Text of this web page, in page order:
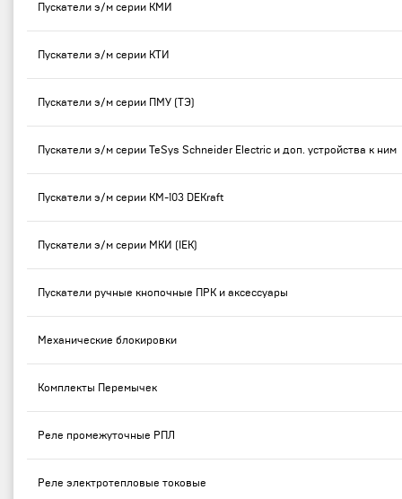
Пускатели э/м серии КМИ
Пускатели э/м серии КТИ
Пускатели э/м серии ПМУ (ТЭ)
Пускатели э/м серии TeSys Schneider Electric и доп. устройства к ним
Пускатели э/м серии КМ-103 DEKraft
Пускатели э/м серии МКИ (IEK)
Пускатели ручные кнопочные ПРК и аксессуары
Механические блокировки
Комплекты Перемычек
Реле промежуточные РПЛ
Реле электротепловые токовые